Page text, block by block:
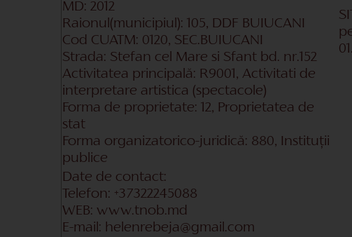
MD: 2012
Raionul(municipiul):
105, DDF BUIUCANI
Cod CUATM: 0120, SEC.BUIUCANI
Strada: Stefan cel Mare si Sfant bd. nr.152
Activitatea principală: R9001, Activitati de
interpretare artistica (spectacole)
Forma de proprietate:
12, Proprietatea de
stat
Forma organizatorico-juridică: 880, Instituţii
publice
Date de contact:
Telefon: +37322245088
WEB: www.tnob.md
E-mail: helenrebeja@g mail.com